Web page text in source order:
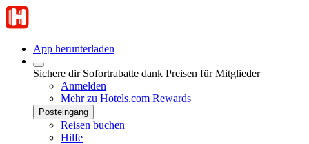
App herunterladen
Sichere dir Sofortrabatte dank Preisen für Mitglieder
Anmelden
Mehr zu Hotels.com Rewards
Posteingang
Reisen buchen
Hilfe